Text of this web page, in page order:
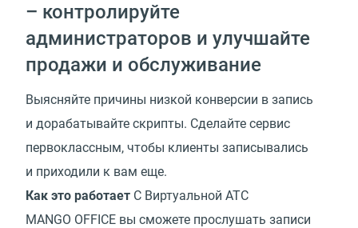
– контролируйте
администраторов и улучшайте
продажи и обслуживание
Выясняйте причины низкой конверсии в запись
и дорабатывайте скрипты. Сделайте сервис
первоклассным, чтобы клиенты записывались
и приходили к вам еще.
Как это работает С Виртуальной АТС
MANGO OFFICE вы сможете прослушать записи